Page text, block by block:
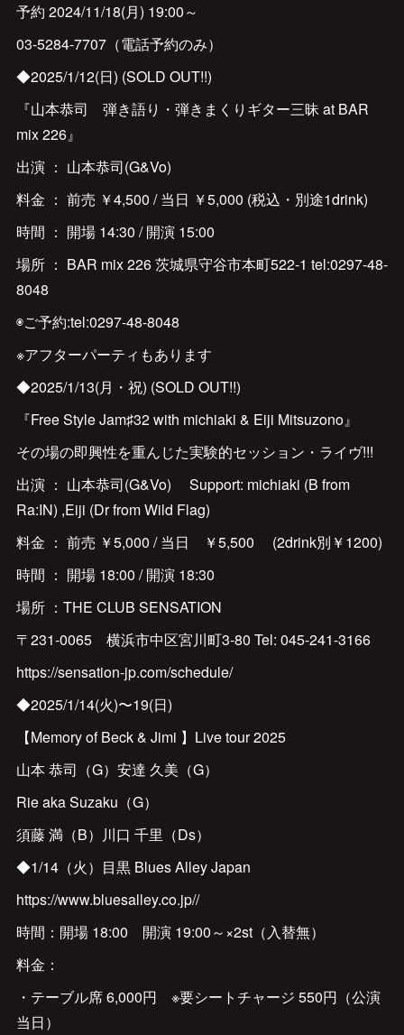
予約 2024/11/18(月) 19:00～
03-5284-7707（電話予約のみ）
◆2025/1/12(日) (SOLD OUT!!)
『山本恭司 弾き語り・弾きまくりギター三昧 at BAR
mix 226』
出演 ： 山本恭司(G&Vo)
料金 ： 前売 ￥4,500 / 当日 ￥5,000 (税込・別途1drink)
時間 ： 開場 14:30 / 開演 15:00
場所 ： BAR mix 226 茨城県守谷市本町522-1 tel:0297-48-
8048
◉ご予約:tel:0297-48-8048
※アフターパーティもあります
◆2025/1/13(月・祝) (SOLD OUT!!)
『Free Style Jam♯32 with michiaki & Eiji Mitsuzono』
その場の即興性を重んじた実験的セッション・ライヴ!!!
出演 ： 山本恭司(G&Vo) Support: michiaki (B from
Ra:IN) ,Eiji (Dr from Wild Flag)
料金 ： 前売 ￥5,000 / 当日 ￥5,500 (2drink別￥1200)
時間 ： 開場 18:00 / 開演 18:30
場所 ：THE CLUB SENSATION
〒231-0065 横浜市中区宮川町3-80 Tel: 045-241-3166
https://sensation-jp.com/schedule/
◆2025/1/14(火)〜19(日)
【Memory of Beck & Jimi 】Live tour 2025
山本 恭司（G）安達 久美（G）
Rie aka Suzaku（G）
須藤 満（B）川口 千里（Ds）
◆1/14（火）目黒 Blues Alley Japan
https://www.bluesalley.co.jp//
時間：開場 18:00 開演 19:00～×2st（入替無）
料金：
・テーブル席 6,000円 ※要シートチャージ 550円（公演
当日）